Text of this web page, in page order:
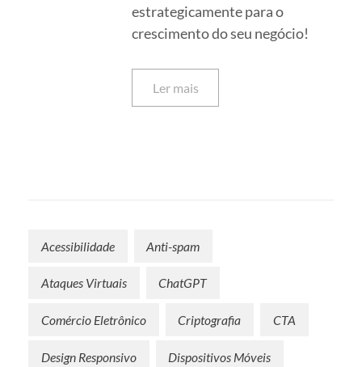
estrategicamente para o
crescimento do seu negócio!
Ler mais
Acessibilidade Anti-spam
Ataques Virtuais ChatGPT
Comércio Eletrônico Criptografia CTA
Design Responsivo Dispositivos Móveis